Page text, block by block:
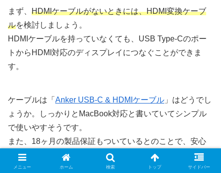
まず、 HDMIケーブルがないときには、HDMI変換ケーブ
ルを検討しましょう。
HDMIケーブルを持っていなくても、USB Type-Cのポー
トからHDMI対応のディスプレイにつなぐことができま
す。
ケーブルは「 Anker USB-C & HDMIケーブル 」はどうでし
ょうか。しっかりとMacBook対応と書いていてシンプル
で使いやすそうです。
また、18ヶ月の製品保証もついているとのことで、安心
して導入できます。
メニュー ホーム 検索 トップ サイドバー